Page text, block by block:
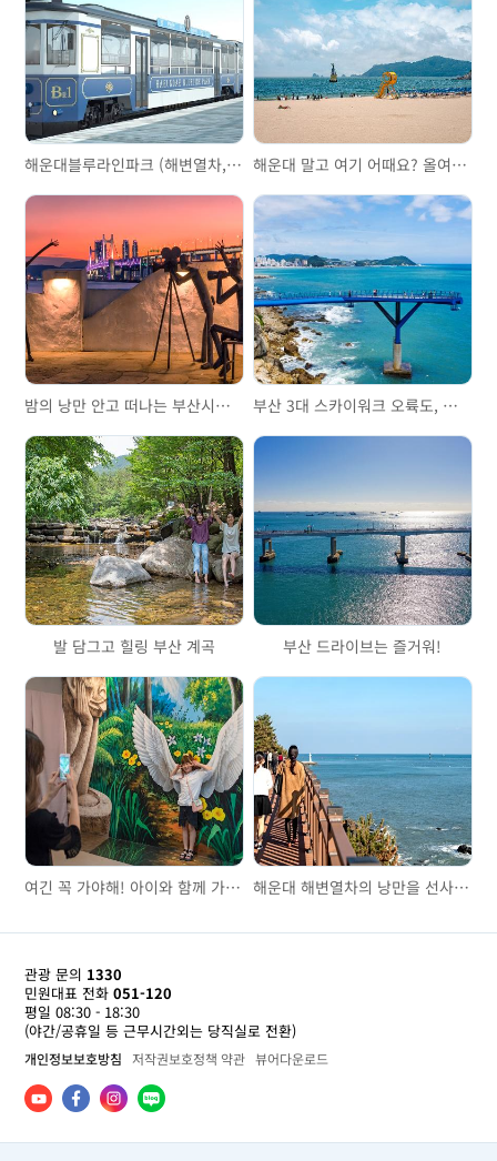
해운대블루라인파크 (해변열차, 스카이캡슐) 해운대 말고 여기 어때요? 올여름 가볼 만한 부산 해수욕장 3곳
밤의 낭만 안고 떠나는 부산시티투어버스 야경투어 브릿지 드라이브 부산 3대 스카이워크 오륙도, 송도, 청사포
발 담그고 힐링 부산 계곡 부산 드라이브는 즐거워!
여긴 꼭 가야해! 아이와 함께 가기 좋은 곳 해운대 해변열차의 낭만을 선사하는 부산그린레일웨이 산책로
관광 문의 1330
민원대표 전화 051-120
평일 08:30 - 18:30
(야간/공휴일 등 근무시간외는 당직실로 전환)
개인정보보호방침 저작권보호정책 약관 뷰어다운로드